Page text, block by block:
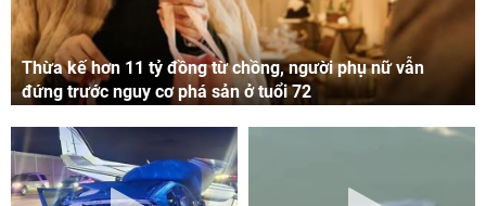
Thừa kế hơn 11 tỷ đồng từ chồng, người phụ nữ vẫn
đứng trước nguy cơ phá sản ở tuổi 72